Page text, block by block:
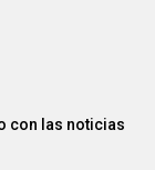
con las noticias